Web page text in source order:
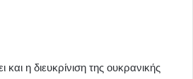
και η διευκρίνιση της ουκρανικής